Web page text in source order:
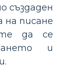
създаден
на писане
да се
и